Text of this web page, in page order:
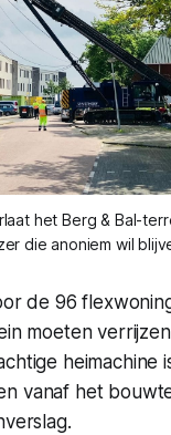
het Berg & Bal-
die anoniem wil
de 96
moeten
heimachine
vanaf het